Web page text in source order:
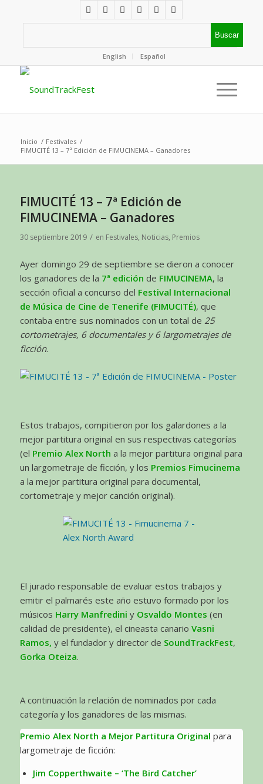
English Español
Inicio / Festivales /
FIMUCITÉ 13 – 7ª Edición de FIMUCINEMA – Ganadores
FIMUCITÉ 13 – 7ª Edición de
FIMUCINEMA – Ganadores
30 septiembre 2019 / en Festivales, Noticias, Premios
Ayer domingo 29 de septiembre se dieron a conocer
los ganadores de la 7ª edición de FIMUCINEMA, la
sección oficial a concurso del Festival Internacional
de Música de Cine de Tenerife (FIMUCITÉ), que
contaba entre sus nominados con un total de 25
cortometrajes, 6 documentales y 6 largometrajes de
ficción.
Estos trabajos, compitieron por los galardones a la
mejor partitura original en sus respectivas categorías
(el Premio Alex North a la mejor partitura original para
un largometraje de ficción, y los Premios Fimucinema
a la mejor partitura original para documental,
cortometraje y mejor canción original).
El jurado responsable de evaluar estos trabajos y
emitir el palmarés este año estuvo formado por los
músicos Harry Manfredini yOsvaldo Montes (en
calidad de presidente), el cineasta canario Vasni
Ramos, y el fundador y director de SoundTrackFest,
Gorka Oteiza.
A continuación la relación de nominados por cada
categoría y los ganadores de las mismas.
Premio Alex North a Mejor Partitura Original para
largometraje de ficción:
Jim Copperthwaite – ‘The Bird Catcher’